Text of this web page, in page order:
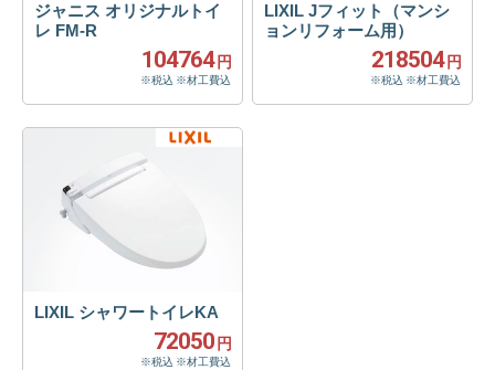
ジャニス オリジナルトイ
レ FM-R
104764 円
※税込 ※材工費込
LIXIL Jフィット（マンシ
ョンリフォーム用）
218504 円
※税込 ※材工費込
LIXIL シャワートイレKA
72050 円
※税込 ※材工費込